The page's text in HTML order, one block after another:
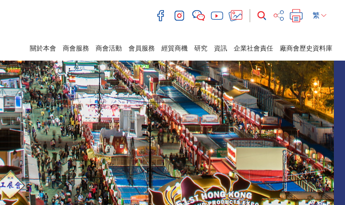
繁
關於本會 商會服務 商會活動 會員服務 經貿商機 研究 資訊 企業社會責任 廠商會歷史資料庫